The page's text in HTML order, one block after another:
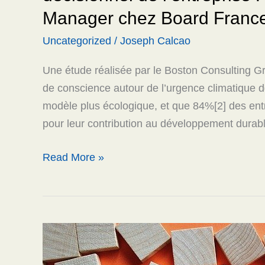
Manager chez Board
Uncategorized / Joseph Calcao
Une étude réalisée par le Boston Consulting
de conscience autour de l’urgence climatique
modèle plus écologique, et que 84%[2] des
pour leur contribution au développement
France
&
Dirigeant
Read More »
RH
: